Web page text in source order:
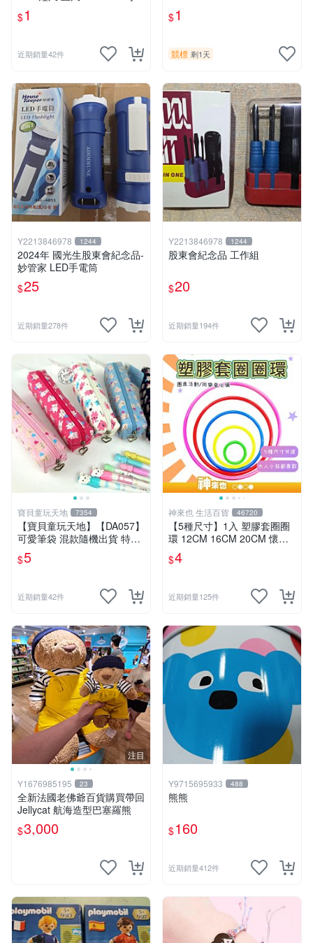
花樣~1支 特價1元
$1
近期銷量42件
$1
競標 剩1天
Y2213846978 1244
2024年 國光生股東會紀念品-
妙管家 LED手電筒
$25
近期銷量278件
Y2213846978 1244
股東會紀念品 工作組
$20
近期銷量194件
寶貝童玩天地 7354
【寶貝童玩天地】【DA057】
可愛筆袋 混款隨機出貨 特價*
LT01
$5
近期銷量42件
神來也 生活百貨 46720
【5種尺寸】1入 塑膠套圈圈
環 12CM 16CM 20CM 懷舊
童玩 兒童玩具 夜市套圈圈 塑
膠套環 遊戲道具 套環
$4
近期銷量125件
注目
Y1676985195 23
全新法國老佛爺百貨購買帶回
Jellycat 航海造型巴塞羅熊
$3,000
Y9715695933 488
熊熊
$160
近期銷量412件